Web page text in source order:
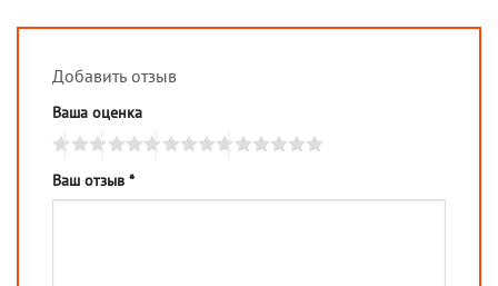
Добавить отзыв
Ваша оценка
Ваш отзыв *